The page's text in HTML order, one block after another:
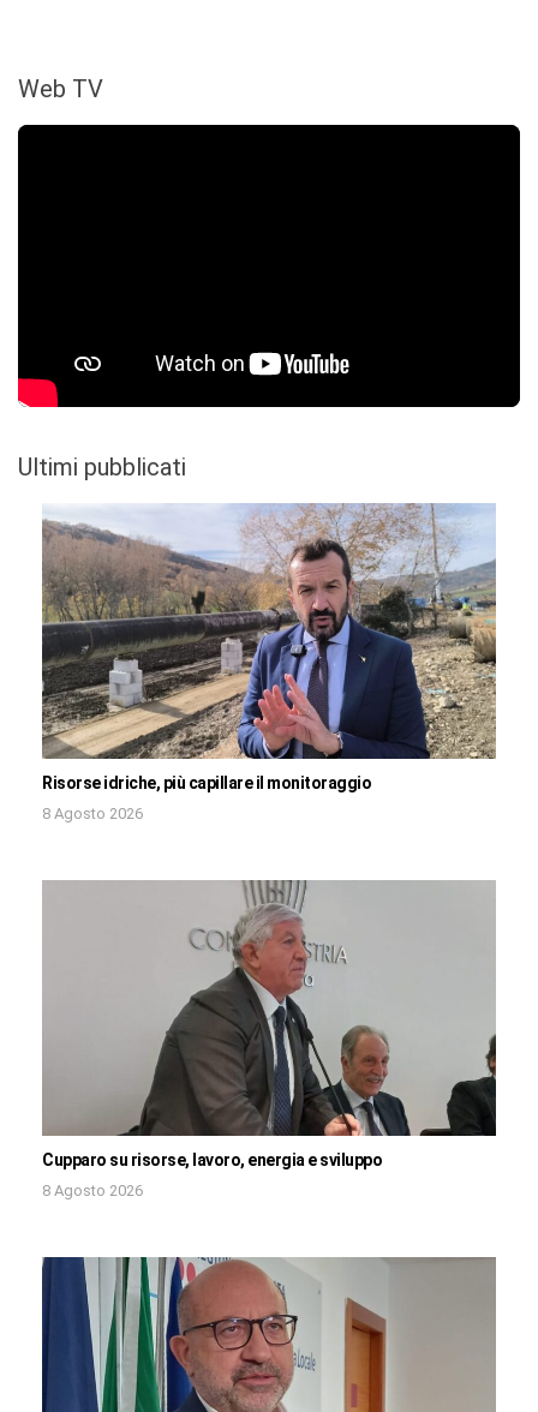
Web TV
Ultimi pubblicati
Risorse idriche, più capillare il monitoraggio
8 Agosto 2026
Cupparo su risorse, lavoro, energia e sviluppo
8 Agosto 2026